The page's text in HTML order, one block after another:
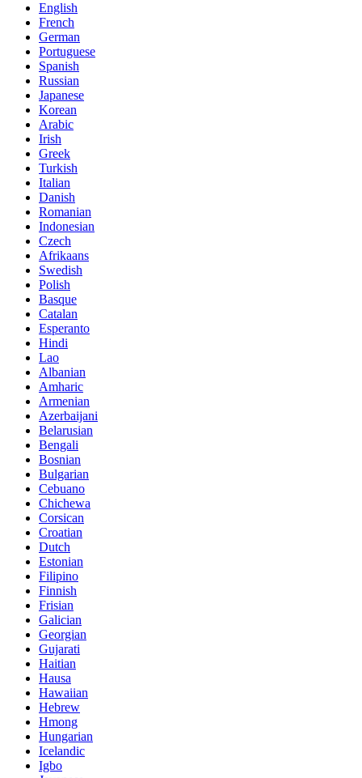
English
French
German
Portuguese
Spanish
Russian
Japanese
Korean
Arabic
Irish
Greek
Turkish
Italian
Danish
Romanian
Indonesian
Czech
Afrikaans
Swedish
Polish
Basque
Catalan
Esperanto
Hindi
Lao
Albanian
Amharic
Armenian
Azerbaijani
Belarusian
Bengali
Bosnian
Bulgarian
Cebuano
Chichewa
Corsican
Croatian
Dutch
Estonian
Filipino
Finnish
Frisian
Galician
Georgian
Gujarati
Haitian
Hausa
Hawaiian
Hebrew
Hmong
Hungarian
Icelandic
Igbo